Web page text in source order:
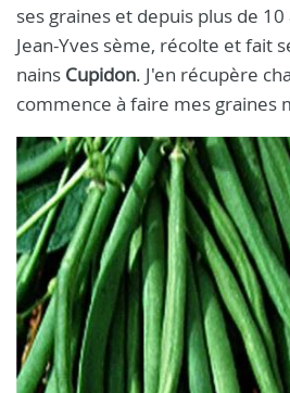
ses graines et depuis plus de
Jean-Yves sème, récolte et fait
nains Cupidon. J'en récupère
commence à faire mes graines